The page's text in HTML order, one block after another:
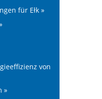
für Ełk »
von
»